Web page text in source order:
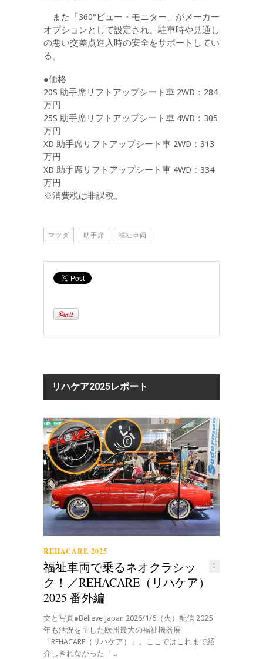
また「360°ビュー・モニター」がメーカー
オプションとして設定され、駐車時や見通し
の悪い交差点進入時の安全をサポートしてい
る。
●価格
20S 助手席リフトアップシート車 2WD：284
万円
25S 助手席リフトアップシート車 4WD：305
万円
XD 助手席リフトアップシート車 2WD：313
万円
XD 助手席リフトアップシート車 4WD：334
万円
※消費税は非課税。
マツダ 助手席 福祉車両
リハケア2025レポート
REHACARE 2025
0
福祉車両で乗るネオクラシッ
ク！／REHACARE（リハケア）
2025 番外編
文と写真●Believe Japan 2026/1/6（火）配信 2025
年も活況を呈した欧州最大の福祉機器展
「REHACARE（リハケア）」。ここではこれまで紹
介しきれなかった「...